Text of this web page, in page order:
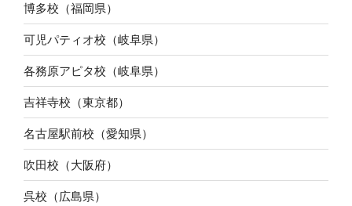
博多校（福岡県）
可児パティオ校（岐阜県）
各務原アピタ校（岐阜県）
吉祥寺校（東京都）
名古屋駅前校（愛知県）
吹田校（大阪府）
呉校（広島県）